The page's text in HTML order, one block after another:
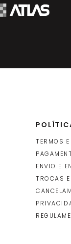
TERMOS
ENVIO E
TROCAS